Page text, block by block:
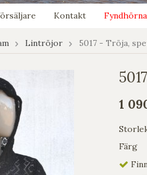
Kontakt Fyndhörna
Lintröjor 5017 - Tröja,
1
Färg